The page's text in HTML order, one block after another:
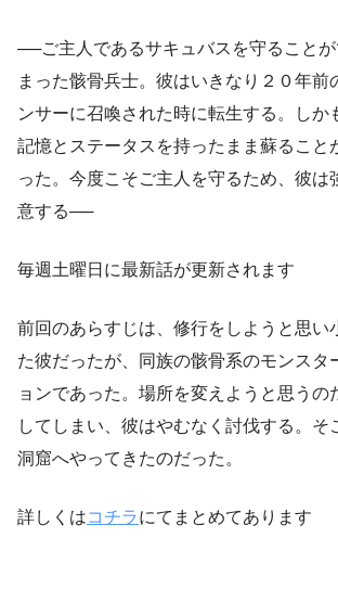
──ご主人であるサキュバスを守ること
まった骸骨兵士。彼はいきなり２０年前
ンサーに召喚された時に転生する。しか
記憶とステータスを持ったまま蘇ること
った。今度こそご主人を守るため、彼は
意する──
毎週土曜日に最新話が更新されます
前回のあらすじは、修行をしようと思い
た彼だったが、同族の骸骨系のモンスタ
ョンであった。場所を変えようと思うの
してしまい、彼はやむなく討伐する。そ
洞窟へやってきたのだった。
詳しくはコチラにてまとめてあります